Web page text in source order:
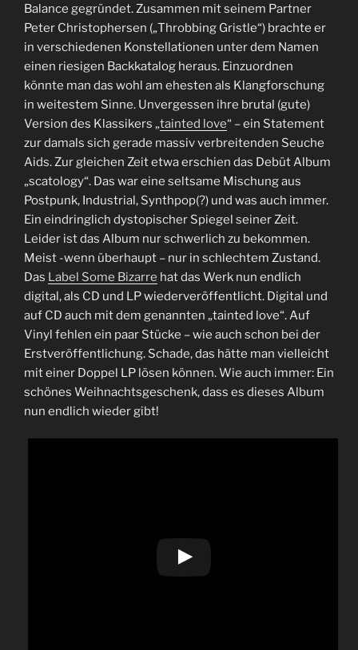
Balance gegründet. Zusammen mit seinem Partner
Peter Christophersen („Throbbing Gristle“) brachte er
in verschiedenen Konstellationen unter dem Namen
einen riesigen Backkatalog heraus. Einzuordnen
könnte man das wohl am ehesten als Klangforschung
in weitestem Sinne. Unvergessen ihre brutal (gute)
Version des Klassikers „tainted love“ – ein Statement
zur damals sich gerade massiv verbreitenden Seuche
Aids. Zur gleichen Zeit etwa erschien das Debüt Album
„scatology“. Das war eine seltsame Mischung aus
Postpunk, Industrial, Synthpop(?) und was auch immer.
Ein eindringlich dystopischer Spiegel seiner Zeit.
Leider ist das Album nur schwerlich zu bekommen.
Meist -wenn überhaupt – nur in schlechtem Zustand.
Das Label Some Bizarre hat das Werk nun endlich
digital, als CD und LP wiederveröffentlicht. Digital und
auf CD auch mit dem genannten „tainted love“. Auf
Vinyl fehlen ein paar Stücke – wie auch schon bei der
Erstveröffentlichung. Schade, das hätte man vielleicht
mit einer Doppel LP lösen können. Wie auch immer: Ein
schönes Weihnachtsgeschenk, dass es dieses Album
nun endlich wieder gibt!